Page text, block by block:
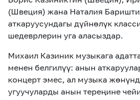
(Швеция) жана Наталия
аткаруусундагы дүйнөлүк
шедеврлерин уга аласыздар.
Михаил Казиник музыкага
менен белгилүү: анын
концерт эмес, ал музыка
угуучуларды анын тереңине